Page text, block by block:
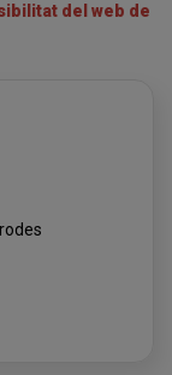
del web de